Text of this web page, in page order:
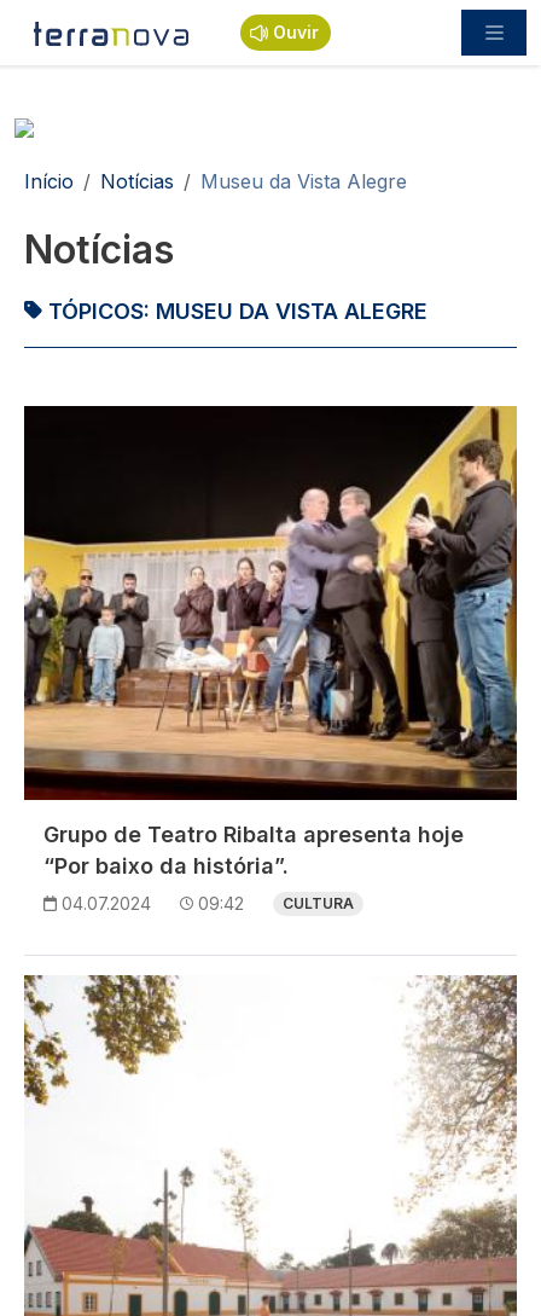
Passar para o conteúdo principal
Ouvir
Navegação estrutural
Início Notícias Museu da Vista Alegre
Notícias
TÓPICOS: MUSEU DA VISTA ALEGRE
Grupo de Teatro Ribalta apresenta hoje
“Por baixo da história”.
04.07.2024 09:42 CULTURA
Imagem